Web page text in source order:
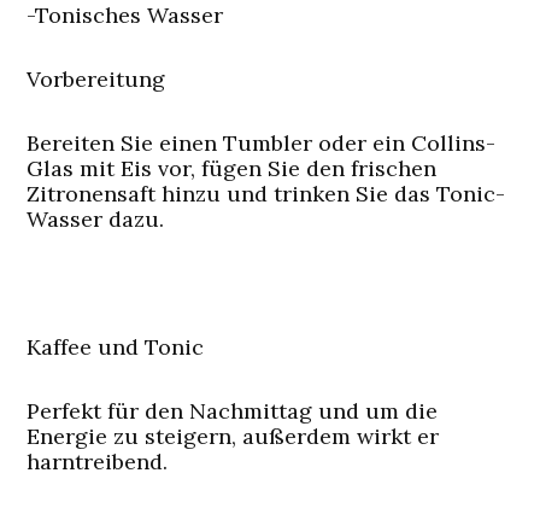
-Tonisches Wasser
Vorbereitung
Bereiten Sie einen Tumbler oder ein Collins-
Glas mit Eis vor, fügen Sie den frischen
Zitronensaft hinzu und trinken Sie das Tonic-
Wasser dazu.
Kaffee und Tonic
Perfekt für den Nachmittag und um die
Energie zu steigern, außerdem wirkt er
harntreibend.